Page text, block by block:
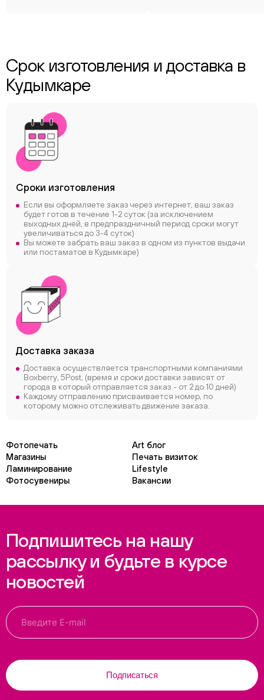
Срок изготовления и доставка в
Кудымкаре
Сроки изготовления
Если вы оформляете заказ через интернет, ваш заказ
будет готов в течение 1-2 суток (за исключением
выходных дней, в предпраздничный период сроки могут
увеличиваться до 3-4 суток)
Вы можете забрать ваш заказ в одном из пунктов выдачи
или постаматов в Кудымкаре)
Доставка заказа
Доставка осуществляется транспортными компаниями
Boxberry, 5Post, (время и сроки доставки зависят от
города в который отправляется заказ - от 2 до 10 дней)
Каждому отправлению присваивается номер, по
которому можно отслеживать движение заказа.
Фотопечать
Art блог
Магазины
Печать визиток
Ламинирование
Lifestyle
Фотосувениры
Вакансии
Подпишитесь на нашу
рассылку и будьте в курсе
новостей
Подписаться